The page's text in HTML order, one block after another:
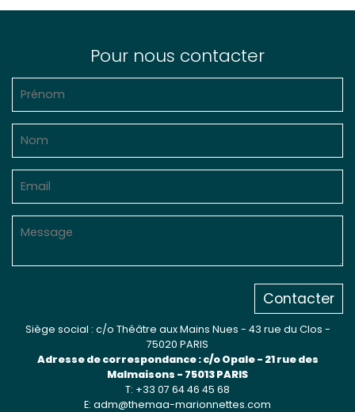
Pour nous contacter
Contacter
Siège social : c/o Théâtre aux Mains Nues - 43 rue du Clos -
75020 PARIS
Adresse de correspondance : c/o Opale - 21 rue des
Malmaisons - 75013 PARIS
T: +33 07 64 46 45 68
E: adm@themaa-marionnettes.com